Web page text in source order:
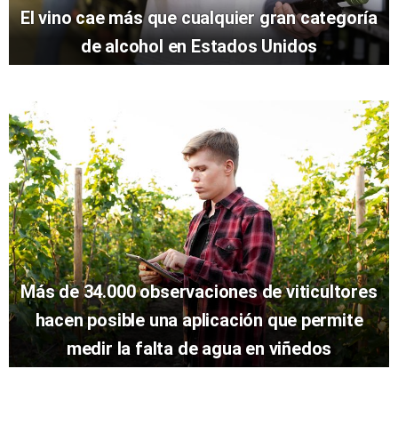
El vino cae más que cualquier gran categoría
de alcohol en Estados Unidos
Más de 34.000 observaciones de viticultores
hacen posible una aplicación que permite
medir la falta de agua en viñedos